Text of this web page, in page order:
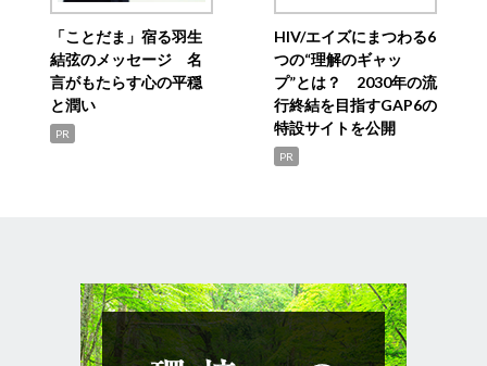
「ことだま」宿る羽生
結弦のメッセージ 名
言がもたらす心の平穏
と潤い
PR
HIV/エイズにまつわる6
つの“理解のギャッ
プ”とは？ 2030年の流
行終結を目指すGAP6の
特設サイトを公開
PR